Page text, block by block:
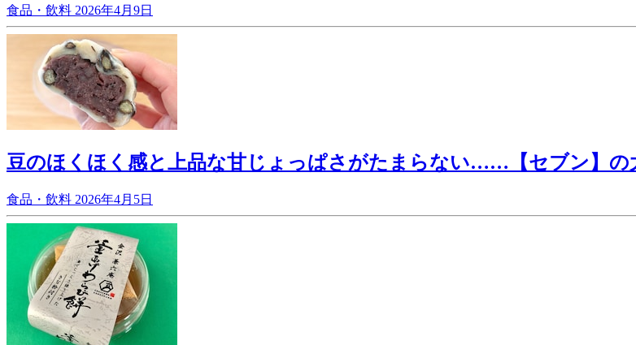
食品・飲料 2026年4月9日
豆のほくほく感と上品な甘じょっぱさがたまらない……【セブン】の
食品・飲料 2026年4月5日